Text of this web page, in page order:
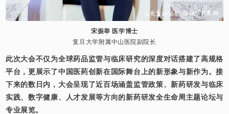
宋振举 医学博士
复旦大学附属中山医院副院长
此次大会不仅为全球药品监管与临床研究的深度对话搭建了高规格
平台，更展示了中国医药创新在国际舞台上的新形象与新作为。接
下来的数日内，大会呈现了近百场涵盖监管政策、新药研发与临床
实践、数字健康、人才发展等方向的新药研发全生命周主题论坛与
专业展览。